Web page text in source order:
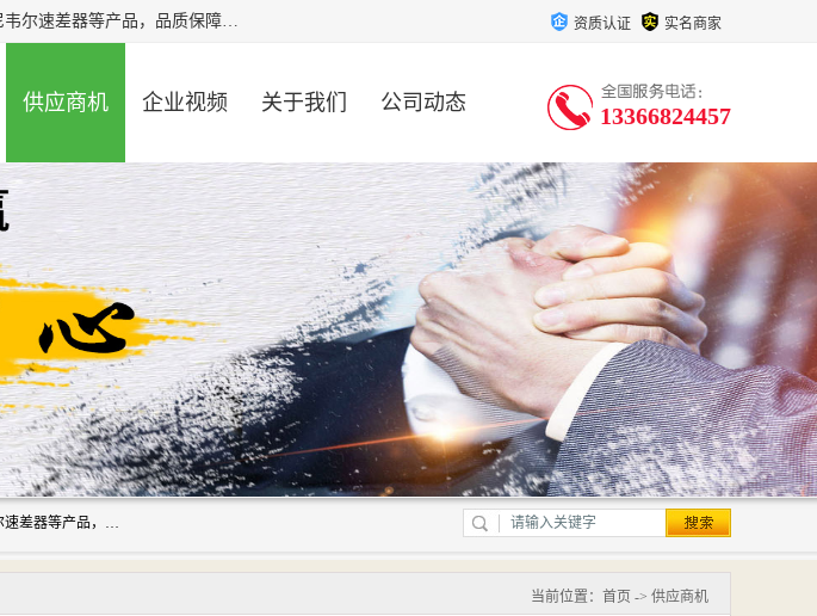
北京中创汇安科贸有限公司专业生产救援三脚架、天鹰4X气体检测仪、梅思安空气呼吸器、霍尼韦尔速差器等产品，品质保障，价格合理，欢迎在线致电咨询。 资质认证 实名商家
供应商机 企业视频 关于我们 公司动态 13366824457
北京中创汇安科贸有限公司专业生产救援三脚架、天鹰4X气体检测仪、梅思安空气呼吸器、霍尼韦尔速差器等产品，品质保障，价格合理，欢迎在线致电咨询。
当前位置： 首页 -> 供应商机